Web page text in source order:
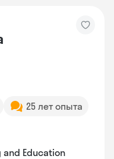
25 лет опыта
and Education